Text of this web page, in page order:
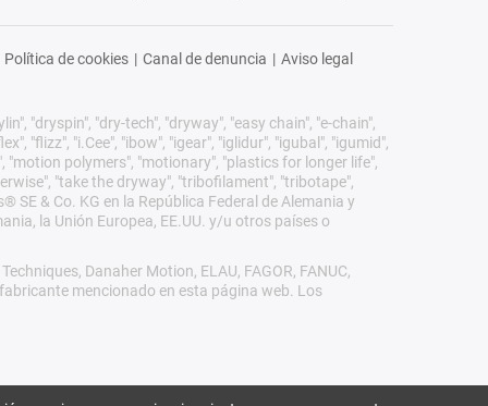
Política de cookies | Canal de denuncia | Aviso legal
"dryspin", "dry-tech", "dryway", "easy chain", "e-chain",
"flizz", "i.Cee", "ibow", "igear", "iglidur", "igubal", "igumid",
"motion polymers", "motionary", "plastics for longer life",
"take the dryway", "tribofilament", "tribotape",
& Co. KG en la República Federal de Alemania y
la Unión Europea, EE.UU. y/u otros países o
Danaher Motion, ELAU, FAGOR, FANUC,
mencionado en esta página web. Los